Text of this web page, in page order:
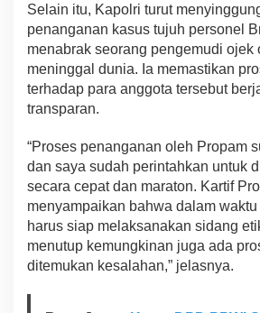
l
Selain itu, Kapolri turut
penanganan kasus tujuh personel
menabrak seorang pengemudi ojek
meninggal dunia. Ia memastikan
terhadap para anggota tersebut
transparan.
“Proses penanganan oleh Propam
dan saya sudah perintahkan untuk
secara cepat dan maraton. Kartif
menyampaikan bahwa dalam
harus siap melaksanakan sidang
menutup kemungkinan juga ada
ditemukan kesalahan,” jelasnya.